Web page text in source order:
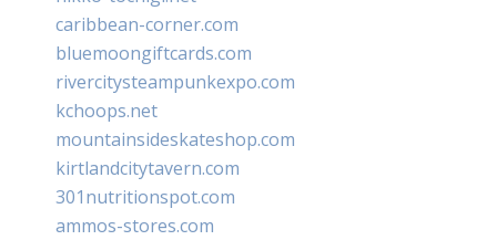
caribbean-corner.com
bluemoongiftcards.com
rivercitysteampunkexpo.com
kchoops.net
mountainsideskateshop.com
kirtlandcitytavern.com
301nutritionspot.com
ammos-stores.com